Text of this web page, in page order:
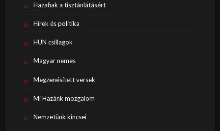
Hazafiak a tisztánlátásért
Hírek és politika
HUN csillagok
Magyar nemes
Megzenésített versek
Mi Hazánk mozgalom
Nemzetünk kincsei